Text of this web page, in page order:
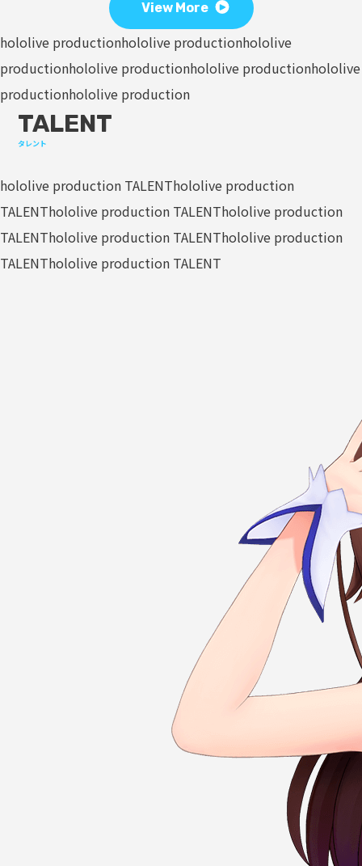
View More
hololive productionhololive productionhololive
productionhololive productionhololive productionhololive
productionhololive production
TALENT
タレント
hololive production TALENThololive production
TALENThololive production TALENThololive production
TALENThololive production TALENThololive production
TALENThololive production TALENT